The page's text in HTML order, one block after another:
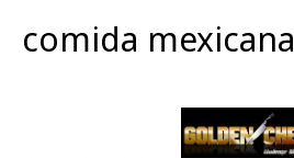
comida mexicana